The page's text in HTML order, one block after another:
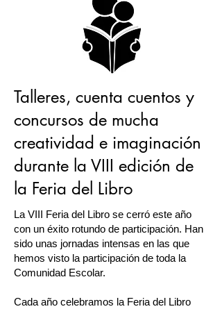
Talleres, cuenta cuentos y
concursos de mucha
creatividad e imaginación
durante la VIII edición de
la Feria del Libro
La VIII Feria del Libro se cerró este año
con un éxito rotundo de participación. Han
sido unas jornadas intensas en las que
hemos visto la participación de toda la
Comunidad Escolar.
Cada año celebramos la Feria del Libro